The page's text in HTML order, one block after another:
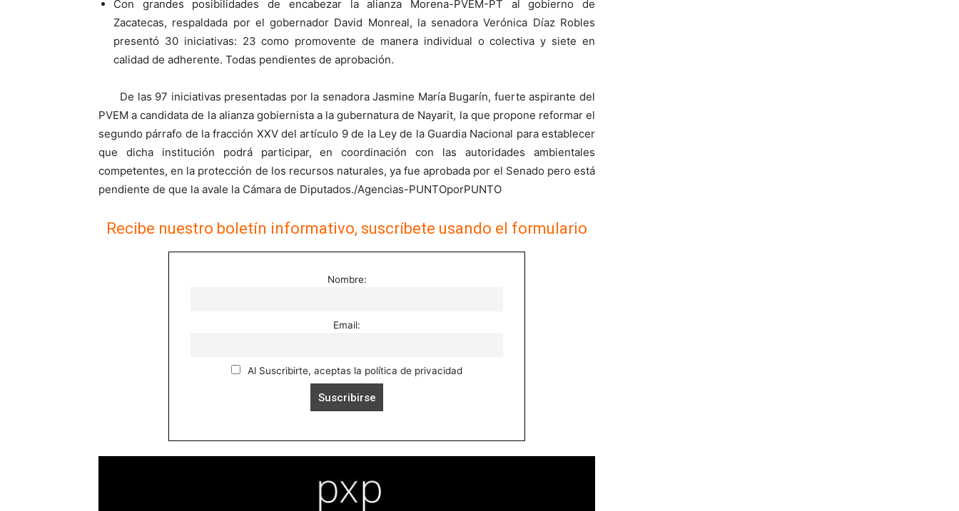
Con grandes posibilidades de encabezar la alianza Morena-PVEM-PT al gobierno de
Zacatecas, respaldada por el gobernador David Monreal, la senadora Verónica Díaz Robles
presentó 30 iniciativas: 23 como promovente de manera individual o colectiva y siete en
calidad de adherente. Todas pendientes de aprobación.
De las 97 iniciativas presentadas por la senadora Jasmine María Bugarín, fuerte aspirante del
PVEM a candidata de la alianza gobiernista a la gubernatura de Nayarit, la que propone reformar el
segundo párrafo de la fracción XXV del artículo 9 de la Ley de la Guardia Nacional para establecer
que dicha institución podrá participar, en coordinación con las autoridades ambientales
competentes, en la protección de los recursos naturales, ya fue aprobada por el Senado pero está
pendiente de que la avale la Cámara de Diputados./Agencias-PUNTOporPUNTO
Recibe nuestro boletín informativo, suscríbete usando el formulario
Nombre:
Email:
Al Suscribirte, aceptas la política de privacidad